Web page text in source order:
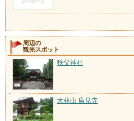
周辺の
観光スポット
秩父神社
大林山 廣見寺